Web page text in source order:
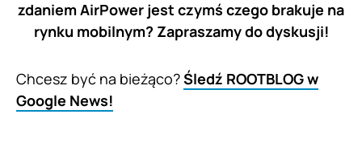
zdaniem AirPower jest czymś czego brakuje na
rynku mobilnym? Zapraszamy do dyskusji!
Chcesz być na bieżąco?Śledź ROOTBLOG w
Google News!